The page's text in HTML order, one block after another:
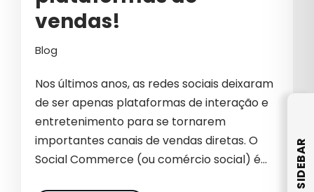
B2B INTERNACIONAL
BIOTECNOLOGIA
CAMPANHAS PATROCINADAS
vendas!
Blog
Nos últimos anos, as redes sociais deixaram
de ser apenas plataformas de interação e
entretenimento para se tornarem
importantes canais de vendas diretas. O
Social Commerce (ou comércio social) é…
SIDEBAR